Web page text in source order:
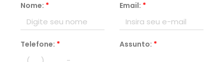
Nome: * Email: *
Telefone: * Assunto: *